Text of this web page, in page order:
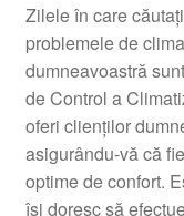
Plângere
Plățile
Politică de
Zilele în care
problemele de
dumneavoastră
de Control a
oferi clienților
asigurându-vă că
optime de confort.
își doresc să